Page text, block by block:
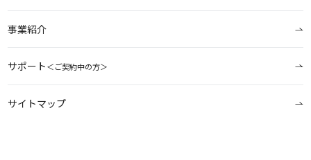
事業紹介
サポート＜ご契約中の方＞
サイトマップ